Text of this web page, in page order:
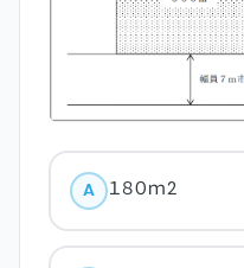
A １８０ｍ2